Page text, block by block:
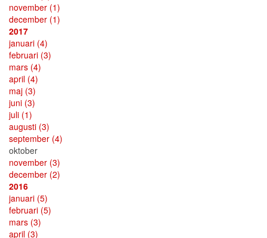
november (1)
december (1)
2017
januari (4)
februari (3)
mars (4)
april (4)
maj (3)
juni (3)
juli (1)
augusti (3)
september (4)
oktober
november (3)
december (2)
2016
januari (5)
februari (5)
mars (3)
april (3)